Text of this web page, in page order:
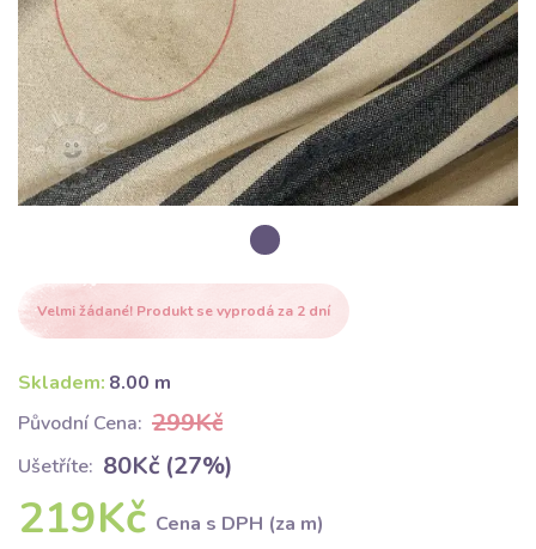
Velmi žádané! Produkt se vyprodá za 2 dní
Skladem: 8.00 m
Původní Cena: 299Kč
Ušetříte: 80Kč (27%)
219Kč Cena s DPH (za m)